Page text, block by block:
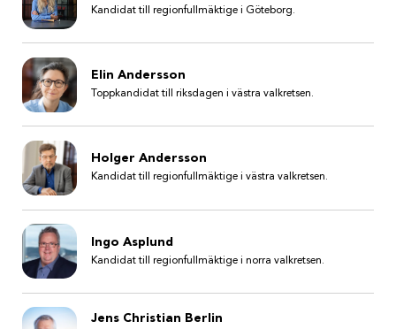
Kandidat till regionfullmäktige i Göteborg.
Elin Andersson
Toppkandidat till riksdagen i västra valkretsen.
Holger Andersson
Kandidat till regionfullmäktige i västra valkretsen.
Ingo Asplund
Kandidat till regionfullmäktige i norra valkretsen.
Jens Christian Berlin